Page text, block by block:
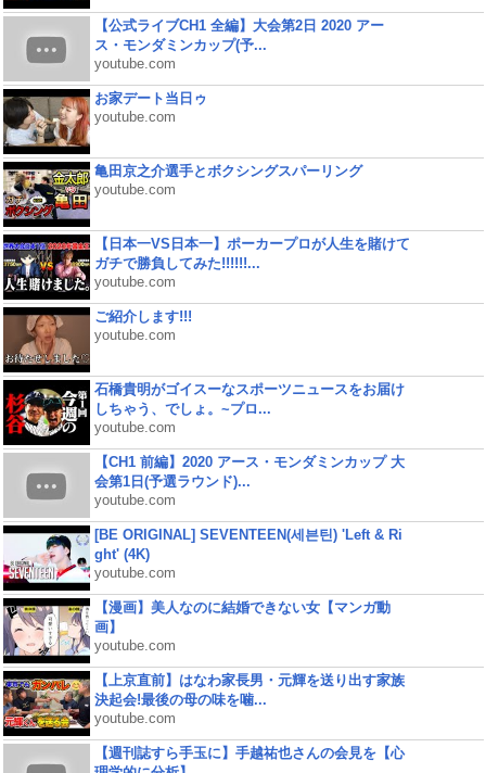
【公式ライブCH1 全編】大会第2日 2020 アー
ス・モンダミンカップ(予...
youtube.com
お家デート当日ゥ
youtube.com
亀田京之介選手とボクシングスパーリング
youtube.com
【日本一VS日本一】ポーカープロが人生を賭けて
ガチで勝負してみた!!!!!!...
youtube.com
ご紹介します!!!
youtube.com
石橋貴明がゴイスーなスポーツニュースをお届け
しちゃう、でしょ。~プロ...
youtube.com
【CH1 前編】2020 アース・モンダミンカップ 大
会第1日(予選ラウンド)...
youtube.com
[BE ORIGINAL] SEVENTEEN(세븐틴) 'Left & Ri
ght' (4K)
youtube.com
【漫画】美人なのに結婚できない女【マンガ動
画】
youtube.com
【上京直前】はなわ家長男・元輝を送り出す家族
決起会!最後の母の味を噛...
youtube.com
【週刊誌すら手玉に】手越祐也さんの会見を【心